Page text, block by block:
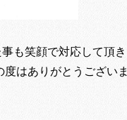
も笑顔で対応して頂き
はありがとうございま